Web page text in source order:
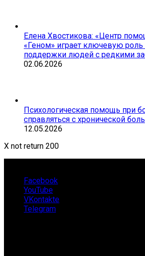
Елена Хвостикова: «Центр
«Геном» играет ключевую роль
поддержки людей с редкими
02.06.2026
Психологическая помощь при
справляться с хронической
12.05.2026
X not return 200
Facebook
YouTube
VKontakte
Telegram